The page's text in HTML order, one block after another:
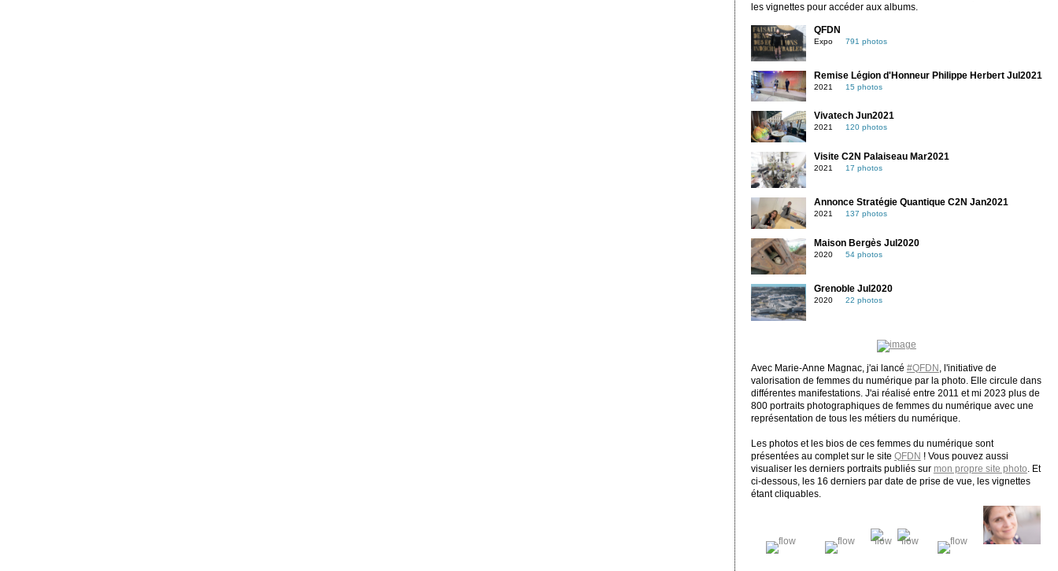
les vignettes pour accéder aux albums.
QFDN
Expo 791 photos
Remise Légion d'Honneur Philippe Herbert Jul2021
2021 15 photos
Vivatech Jun2021
2021 120 photos
Visite C2N Palaiseau Mar2021
2021 17 photos
Annonce Stratégie Quantique C2N Jan2021
2021 137 photos
Maison Bergès Jul2020
2020 54 photos
Grenoble Jul2020
2020 22 photos
Avec Marie-Anne Magnac, j'ai lancé #QFDN
, l'initiative de
valorisation de femmes du numérique par la photo. Elle circule dans
différentes manifestations. J'ai réalisé entre 2011 et mi 2023 plus de
800 portraits photographiques de femmes du numérique avec une
représentation de tous les métiers du numérique.
Les photos et les bios de ces femmes du numérique sont
présentées au complet sur le site QFDN ! Vous pouvez aussi
visualiser les derniers portraits publiés sur mon propre site photo . Et
ci-dessous, les 16 derniers par date de prise de vue, les vignettes
étant cliquables.